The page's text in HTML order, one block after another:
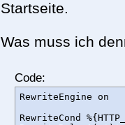
Startseite.
Was muss ich
Code:
RewriteEngine on
RewriteCond